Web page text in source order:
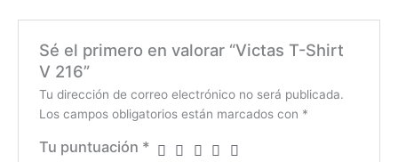
Sé el primero en valorar “Victas T-Shirt
V 216”
Tu dirección de correo electrónico no será publicada.
Los campos obligatorios están marcados con *
Tu puntuación *